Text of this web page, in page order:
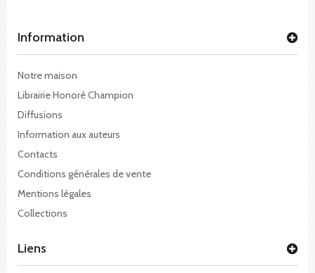
Information
Notre maison
Librairie Honoré Champion
Diffusions
Information aux auteurs
Contacts
Conditions générales de vente
Mentions légales
Collections
Liens